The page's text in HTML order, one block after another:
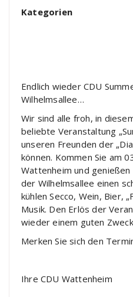
Kategorien
Endlich wieder CDU
Wilhelmsallee…
Wir sind alle froh, in
beliebte Veranstaltung
unseren Freunden der
können. Kommen Sie am
Wattenheim und
der Wilhelmsallee einen
kühlen Secco, Wein, Bier,
Musik. Den Erlös der
wieder einem guten
Merken Sie sich den
Ihre CDU Wattenheim